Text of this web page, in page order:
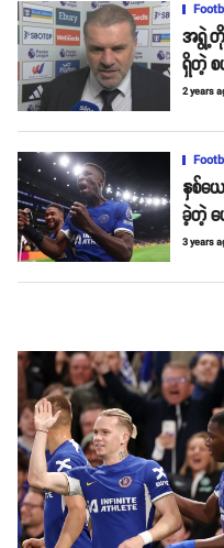
အရွဲ့တို
ရှိတဲ့ စ
2 years
နှစ်ယ
ခဲ့တဲ့ ပ
3 years